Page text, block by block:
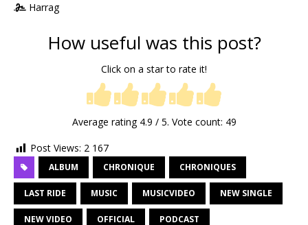
Harrag
How useful was this post?
Click on a star to rate it!
Average rating 4.9 / 5. Vote count: 49
Post Views: 2 167
ALBUM CHRONIQUE CHRONIQUES
LAST RIDE MUSIC MUSICVIDEO NEW SINGLE
NEW VIDEO OFFICIAL PODCAST